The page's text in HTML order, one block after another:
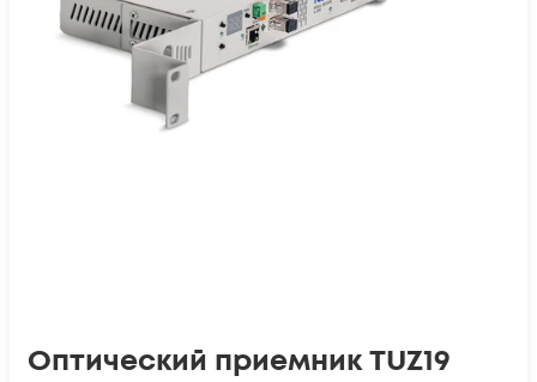
Оптический приемник TUZ19